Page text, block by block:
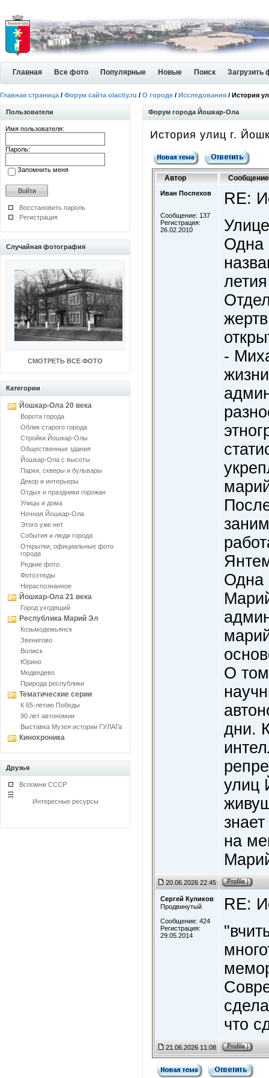
Главная Все фото Популярные Новые Поиск Загрузить
Главная страница / Форум сайта olacity.ru / О городе / Исследования / История
Пользователи
Имя пользователя:
Пароль:
Запомнить меня
Восстановить пароль
Регистрация
Случайная фотография
СМОТРЕТЬ ВСЕ ФОТО
Категории
Йошкар-Ола 20 века
Ворота города
Облик старого города
Стройки Йошкар-Олы
Общественные здания
Йошкар-Ола с высоты
Парки, скверы и бульвары
Декор и интерьеры
Отдых и праздники горожан
Улицы и дома
Ночная Йошкар-Ола
Этого уже нет
События и люди города
Открытки, официальные фото
города
Редкие фото
Фотоэтюды
Нераспознанное
Йошкар-Ола 21 века
Город уходящий
Республика Марий Эл
Козьмодемьянск
Звенигово
Волжск
Юрино
Медведево
Природа республики
Тематические серии
К 65-летию Победы
90 лет автономии
Выставка Музея истории ГУЛАГа
Кинохроника
Друзья
Вспомни СССР
Интересные ресурсы
Форум города Йошкар-Ола
История улиц г.
Автор Сообщение
Иван Поспехов
Сообщение: 137
Регистрация:
26.02.2010
RE:
Одна
-
Одна
О
дни.
улиц
на
20.06.2026 22:45
Сергей Куликов
Продвинутый
Сообщение: 424
Регистрация:
29.05.2014
RE:
что
21.06.2026 11:08